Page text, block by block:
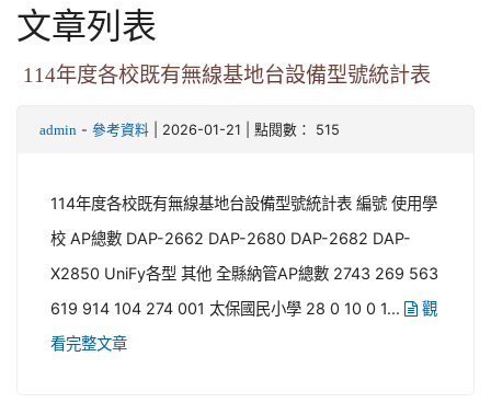
文章列表
114年度各校既有無線基地台設備型號統計表
admin - 參考資料 | 2026-01-21 | 點閱數： 515
114年度各校既有無線基地台設備型號統計表 編號 使用學
校 AP總數 DAP-2662 DAP-2680 DAP-2682 DAP-
X2850 UniFy各型 其他 全縣納管AP總數 2743 269 563
619 914 104 274 001 太保國民小學 28 0 10 0 1...
觀
看完整文章